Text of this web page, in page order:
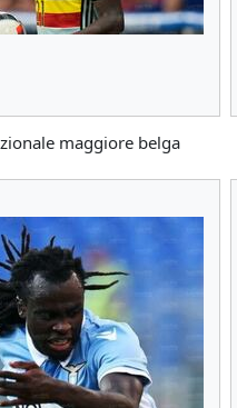
maggiore belga